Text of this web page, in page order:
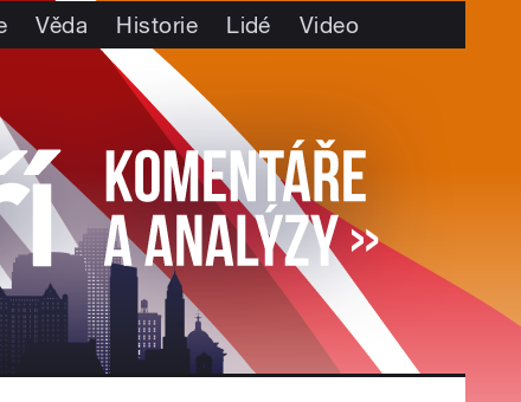
Věda Historie Lidé Video